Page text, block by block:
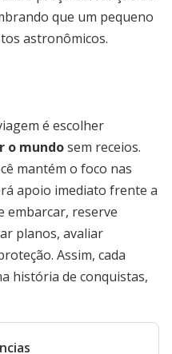
que um pequeno
astronômicos.
é escolher
o mundosem receios.
mantém o foco nas
apoio imediato frente a
embarcar, reserve
planos, avaliar
Assim, cada
história de conquistas,